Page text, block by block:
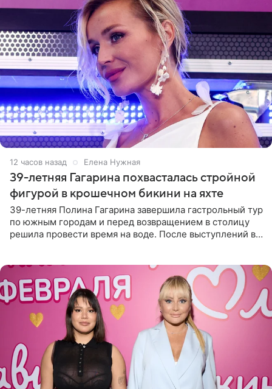
12 часов назад Елена Нужная
39-летняя Гагарина похвасталась стройной
фигурой в крошечном бикини на яхте
39-летняя Полина Гагарина завершила гастрольный тур
по южным городам и перед возвращением в столицу
решила провести время на воде. После выступлений в